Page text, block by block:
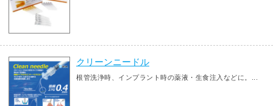
クリーンニードル
根管洗浄時、インプラント時の薬液・生食注入などに。...